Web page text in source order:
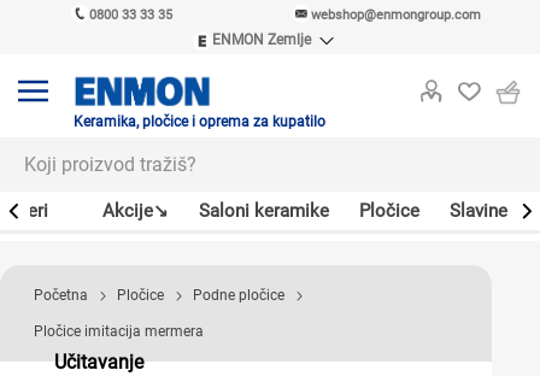
0800 33 33 35 webshop@enmongroup.com
ENMON Zemlje
ENMON MKD
Keramika, pločice i oprema za kupatilo
Akcije↘ Saloni keramike Pločice Slavine
Učitavanje
Početna Pločice Podne pločice
Pločice imitacija mermera